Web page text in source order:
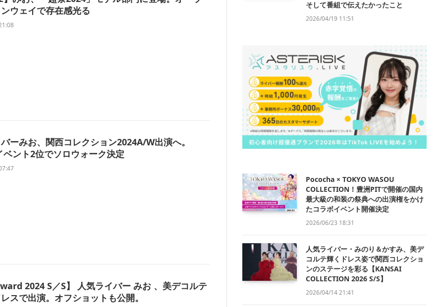
ウェイで存在感光る
ーみお、関西コレクション2024A/W出演へ。
ベント2位でソロウォーク決定
2024 S／S】 人気ライバー みお 、美デコルテ
スで出演。オフショットも公開。
そして番組で伝えたかったこと
2026/04/19 11:51
Pococha × TOKYO WASOU
COLLECTION！豊洲PITで開催の国内
最大級の和装の祭典への出演権をかけ
たコラボイベント開催決定
2026/06/23 18:31
人気ライバー・みのり＆かすみ、美デ
コルテ輝くドレス姿で関西コレクショ
ンのステージを彩る【KANSAI
COLLECTION 2026 S/S】
2026/04/14 21:41